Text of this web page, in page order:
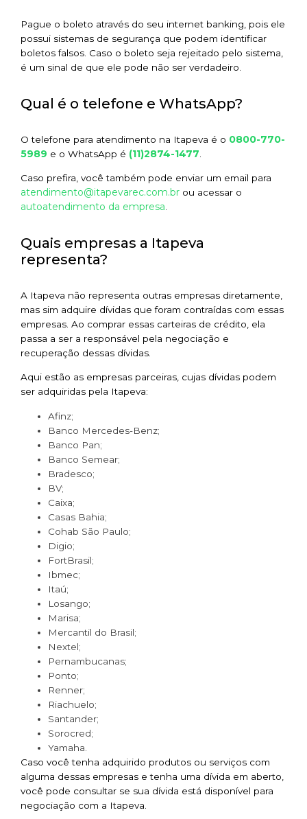
Pague o boleto através do seu internet banking, pois ele
possui sistemas de segurança que podem identificar
boletos falsos. Caso o boleto seja rejeitado pelo sistema,
é um sinal de que ele pode não ser verdadeiro.
Qual é o telefone e WhatsApp?
O telefone para atendimento na Itapeva é o 0800-770-
5989 e o WhatsApp é (11)2874-1477
Caso prefira, você também pode enviar um email para
atendimento@itapevarec.com.br ou acessar o
autoatendimento da empresa
Quais empresas a Itapeva
representa?
A Itapeva não representa outras empresas diretamente,
mas sim adquire dívidas que foram contraídas com essas
empresas. Ao comprar essas carteiras de crédito, ela
passa a ser a responsável pela negociação e
recuperação dessas dívidas.
Aqui estão as empresas parceiras, cujas dívidas podem
ser adquiridas pela Itapeva:
Afinz;
Banco Mercedes-Benz;
Banco Pan;
Banco Semear;
Bradesco;
BV;
Caixa;
Casas Bahia;
Cohab São Paulo;
Digio;
FortBrasil;
Ibmec;
Itaú;
Losango;
Marisa;
Mercantil do Brasil;
Nextel;
Pernambucanas;
Ponto;
Renner;
Riachuelo;
Santander;
Sorocred;
Yamaha.
Caso você tenha adquirido produtos ou serviços com
alguma dessas empresas e tenha uma dívida em aberto,
você pode consultar se sua dívida está disponível para
negociação com a Itapeva.